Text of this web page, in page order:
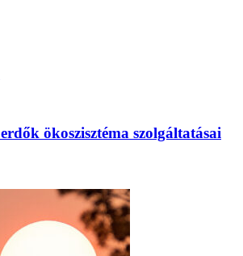
ökoszisztéma szolgáltatásai